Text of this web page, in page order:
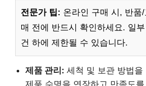
전문가 팁: 온라인 구매 시, 반품
매 전에 반드시 확인하세요. 일
건 하에 제한될 수 있습니다.
제품 관리: 세척 및 보관 방법을
제품 수명을 연장하고 만족도